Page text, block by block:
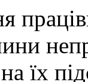
їх